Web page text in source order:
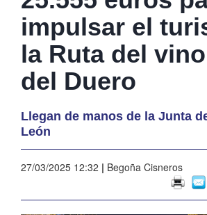
impulsar el
la Ruta del
del Duero
Llegan de manos de la Junta
León
27/03/2025 12:32 | Begoña Cisneros